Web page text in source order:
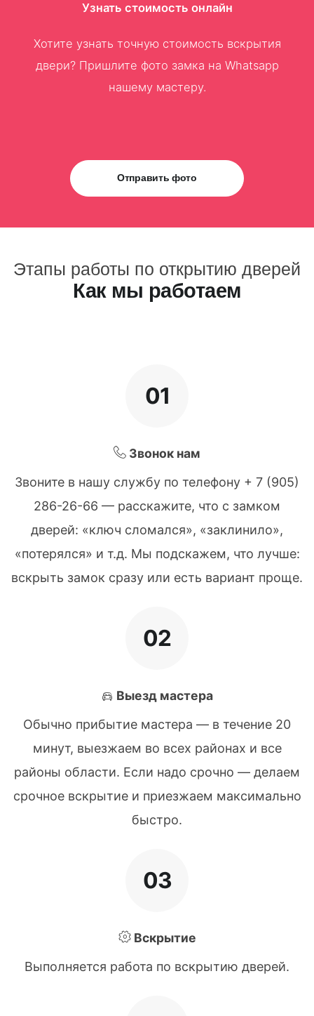
Узнать стоимость онлайн
Хотите узнать точную стоимость вскрытия
двери? Пришлите фото замка на Whatsapp
нашему мастеру.
Отправить фото
Этапы работы по открытию дверей
Как мы работаем
01
Звонок нам
Звоните в нашу службу по телефону + 7 (905)
286-26-66 — расскажите, что с замком
дверей: «ключ сломался», «заклинило»,
«потерялся» и т.д. Мы подскажем, что лучше:
вскрыть замок сразу или есть вариант проще.
02
Выезд мастера
Обычно прибытие мастера — в течение 20
минут, выезжаем во всех районах и все
районы области. Если надо срочно — делаем
срочное вскрытие и приезжаем максимально
быстро.
03
Вскрытие
Выполняется работа по вскрытию дверей.